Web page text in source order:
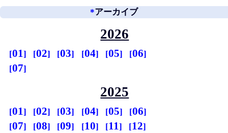
*アーカイブ
2026
01 02 03 04 05
06
07
2025
01 02 03 04 05
06
07
08 09 10 11 12